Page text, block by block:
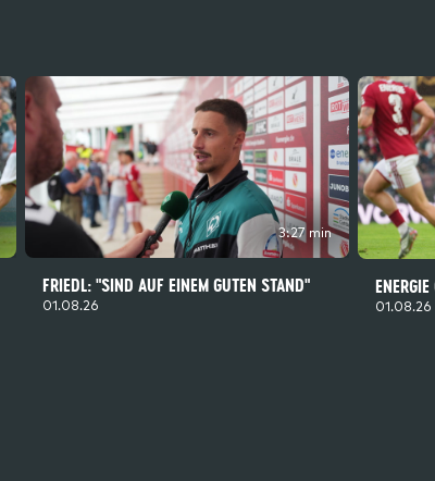
3:27 min
FRIEDL: "SIND AUF EINEM GUTEN STAND"
01.08.26 01.08.26